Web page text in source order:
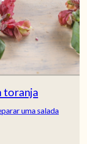
toranja
uma salada